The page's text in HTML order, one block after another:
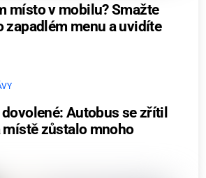
místo v mobilu? Smažte
zapadlém menu a uvidíte
Autobus se zřítil
místě zůstalo mnoho